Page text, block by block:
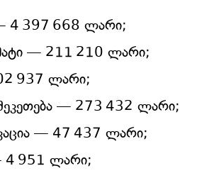
4 397 668 ლარი;
— 211 210 ლარი;
937 ლარი;
— 273 432 ლარი;
— 47 437 ლარი;
4 951 ლარი;